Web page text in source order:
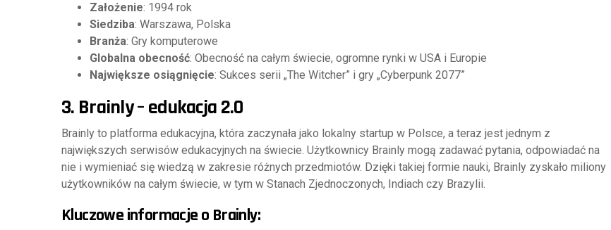
Założenie: 1994 rok
Siedziba: Warszawa, Polska
Branża: Gry komputerowe
Globalna obecność: Obecność na całym świecie, ogromne rynki w USA i Europie
Największe osiągnięcie: Sukces serii „The Witcher” i gry „Cyberpunk 2077”
3. Brainly – edukacja 2.0
Brainly to platforma edukacyjna, która zaczynała jako lokalny startup w Polsce, a teraz jest jednym z
największych serwisów edukacyjnych na świecie. Użytkownicy Brainly mogą zadawać pytania, odpowiadać na
nie i wymieniać się wiedzą w zakresie różnych przedmiotów. Dzięki takiej formie nauki, Brainly zyskało miliony
użytkowników na całym świecie, w tym w Stanach Zjednoczonych, Indiach czy Brazylii.
Kluczowe informacje o Brainly: